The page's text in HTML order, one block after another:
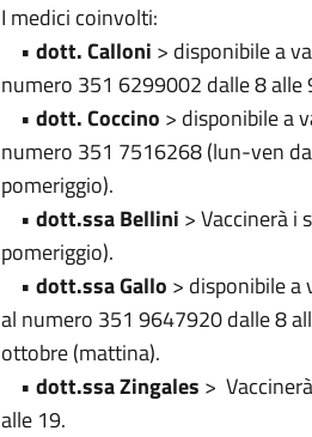
I medici coinvolti:
• dott. Calloni > disponibile a
numero 351 6299002 dalle 8 alle
• dott. Coccino > disponibile a
numero 351 7516268 (lun-ven
pomeriggio).
• dott.ssa Bellini > Vaccinerà i
pomeriggio).
• dott.ssa Gallo > disponibile
al numero 351 9647920 dalle 8
ottobre (mattina).
• dott.ssa Zingales >
alle 19.